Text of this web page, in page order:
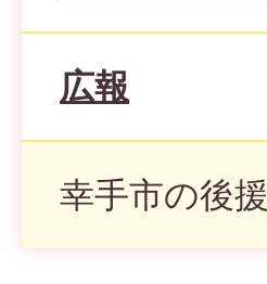
広報
幸手市の後援